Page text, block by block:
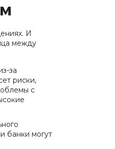
И
между
за
риски,
с
банки могут